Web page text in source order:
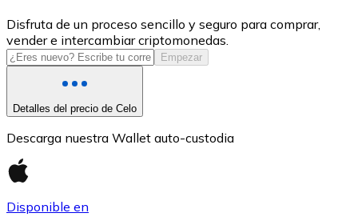
USD Coin
USDC
Disfruta de un proceso sencillo y seguro para comprar,
vender e intercambiar criptomonedas.
Empezar
Detalles del precio de Celo
Descarga nuestra Wallet auto-custodia
Disponible en